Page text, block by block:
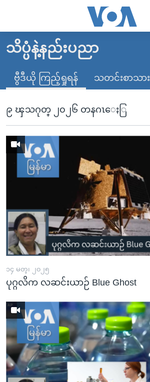
လွယ်ကူ
သည့်
များ
အကြောင်းအရာ
ပင်မ
ညွန်း
စာမျက်နှာ
သို့
ကျော်
ရှာဖွေ
ရန်
နေရာ
သို့
ကျော်
မူလစာမျက်နှာ
မြန်မာ
ကမ္ဘာ့သတင်းများ
နိုင်ငံတကာ
အမေရိကန်
တရုတ်
အစ္စရေး-ပါလက်စတိုင်း
ဗွီဒီယို
သတင်းလွတ်လပ်ခွင့်
ရပ်ဝန်းတခု လမ်းတခု အလွန်
အင်္ဂလိပ်စာလေ့လာမယ်
အမေရိကန်သုံးအီဒီယံ
ရုပ်ရှင်ထဲက အင်္ဂလိပ်စာ
သုတပဒေသာ အင်္ဂလိပ်စာ
အပတ်စဉ်ကဏ္ဍများ
တီဗွီ
ရေဒီယိုနှင့်ရုပ်သံ အချက်အလက်များ
ရေဒီယို/တီဗွီအစီအစဉ်
Learning English
ဗွီအိုအေ လူမှုကွန်ယက်များ
ဘာသာစကားများ
သိပ္ပံနဲ့နည်းပညာ
ဗွီဒီယို ကြည့်ရှုရန် သတင်းစာသား
၉ ၾသဂုတ္ ၂၀၂၆ တနဂၤေႏြ
၁၄ မတ္၊ ၂၀၂၅
ပုဂ္ဂလိက လဆင်းယာဉ် Blue Ghost